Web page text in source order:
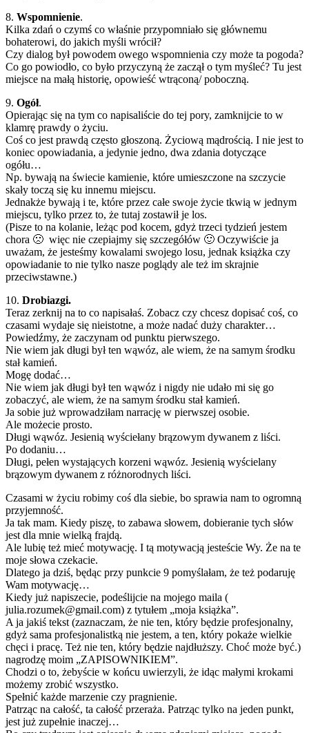
8. Wspomnienie.
Kilka zdań o czymś co właśnie przypomniało się głównemu
bohaterowi, do jakich myśli wrócił?
Czy dialog był powodem owego wspomnienia czy może ta pogoda?
Co go powiodło, co było przyczyną że zaczął o tym myśleć? Tu jest
miejsce na małą historię, opowieść wtrąconą/ poboczną.
9. Ogół.
Opierając się na tym co napisaliście do tej pory, zamknijcie to w
klamrę prawdy o życiu.
Coś co jest prawdą często głoszoną. Życiową mądrością. I nie jest to
koniec opowiadania, a jedynie jedno, dwa zdania dotyczące
ogółu…
Np. bywają na świecie kamienie, które umieszczone na szczycie
skały toczą się ku innemu miejscu.
Jednakże bywają i te, które przez całe swoje życie tkwią w jednym
miejscu, tylko przez to, że tutaj zostawił je los.
(Pisze to na kolanie, leżąc pod kocem, gdyż trzeci tydzień jestem
chora 🙁 więc nie czepiajmy się szczegółów 🙂 Oczywiście ja
uważam, że jesteśmy kowalami swojego losu, jednak książka czy
opowiadanie to nie tylko nasze poglądy ale też im skrajnie
przeciwstawne.)
10. Drobiazgi.
Teraz zerknij na to co napisałaś. Zobacz czy chcesz dopisać coś, co
czasami wydaje się nieistotne, a może nadać duży charakter…
Powiedźmy, że zaczynam od punktu pierwszego.
Nie wiem jak długi był ten wąwóz, ale wiem, że na samym środku
stał kamień.
Mogę dodać…
Nie wiem jak długi był ten wąwóz i nigdy nie udało mi się go
zobaczyć, ale wiem, że na samym środku stał kamień.
Ja sobie już wprowadziłam narrację w pierwszej osobie.
Ale możecie prosto.
Długi wąwóz. Jesienią wyściełany brązowym dywanem z liści.
Po dodaniu…
Długi, pełen wystających korzeni wąwóz. Jesienią wyścielany
brązowym dywanem z różnorodnych liści.
Czasami w życiu robimy coś dla siebie, bo sprawia nam to ogromną
przyjemność.
Ja tak mam. Kiedy piszę, to zabawa słowem, dobieranie tych słów
jest dla mnie wielką frajdą.
Ale lubię też mieć motywację. I tą motywacją jesteście Wy. Że na te
moje słowa czekacie.
Dlatego ja dziś, będąc przy punkcie 9 pomyślałam, że też podaruję
Wam motywację…
Kiedy już napiszecie, podeślijcie na mojego maila (
julia.rozumek@gmail.com) z tytułem „moja książka”.
A ja jakiś tekst (zaznaczam, że nie ten, który będzie profesjonalny,
gdyż sama profesjonalistką nie jestem, a ten, który pokaże wielkie
chęci i pracę. Też nie ten, który będzie najdłuższy. Choć może być.)
nagrodzę moim „ZAPISOWNIKIEM”.
Chodzi o to, żebyście w końcu uwierzyli, że idąc małymi krokami
możemy zrobić wszystko.
Spełnić każde marzenie czy pragnienie.
Patrząc na całość, ta całość przeraża. Patrząc tylko na jeden punkt,
jest już zupełnie inaczej…